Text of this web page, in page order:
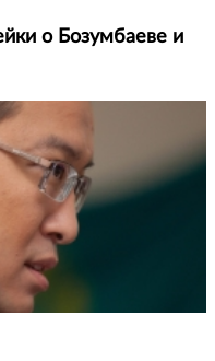
о Бозумбаеве и